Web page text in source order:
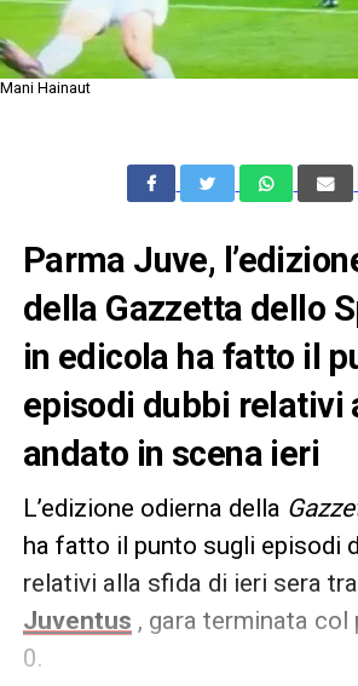
Mani Hainaut
Parma Juve,
della Gazzetta dello
in edicola ha fatto il
episodi dubbi relativi
andato in scena ieri
L’edizione odierna della
ha fatto il punto sugli episodi
relativi alla sfida di ieri sera tra
Juventus , gara terminata col
0.